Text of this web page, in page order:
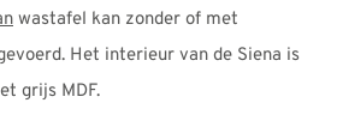
wastafel kan zonder of met
Het interieur van de Siena is
grijs MDF.